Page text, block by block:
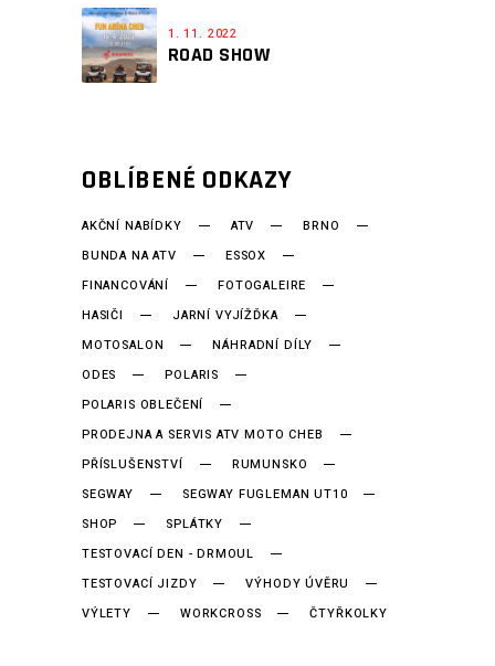
1. 11. 2022
ROAD SHOW
OBLÍBENÉ ODKAZY
AKČNÍ NABÍDKY ATV
BRNO
BUNDA NA ATV
ESSOX
FINANCOVÁNÍ
FOTOGALEIRE
HASIČI
JARNÍ VYJÍŽĎKA
MOTOSALON
NÁHRADNÍ DÍLY
ODES
POLARIS
POLARIS OBLEČENÍ
PRODEJNA A SERVIS ATV MOTO CHEB
PŘÍSLUŠENSTVÍ
RUMUNSKO
SEGWAY
SEGWAY FUGLEMAN UT10
SHOP
SPLÁTKY
TESTOVACÍ DEN - DRMOUL
TESTOVACÍ JIZDY
VÝHODY ÚVĚRU
VÝLETY
WORKCROSS ČTYŘKOLKY